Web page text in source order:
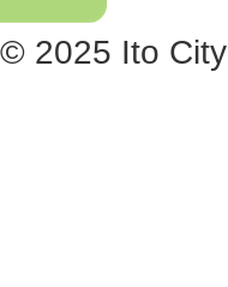
© 2025 Ito City